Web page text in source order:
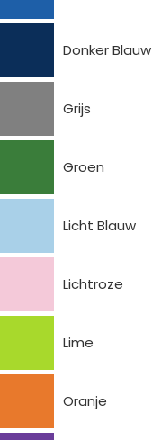
Donker Blauw
Grijs
Groen
Licht Blauw
Lichtroze
Lime
Oranje